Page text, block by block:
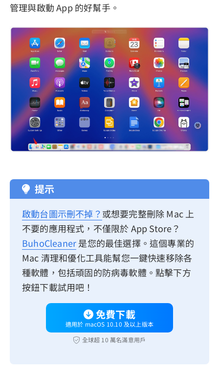
管理與啟動 App 的好幫手。
提示
啟動台圖示刪不掉？或想要完整刪除 Mac 上
不要的應用程式，不僅限於 App Store？
BuhoCleaner是您的最佳選擇。這個專業的
Mac 清理和優化工具能幫您一鍵快速移除各
種軟體，包括頑固的防病毒軟體。點擊下方
按鈕下載試用吧！
免費下載
適用於 macOS 10.10 及以上版本
全球超 10 萬名滿意用戶